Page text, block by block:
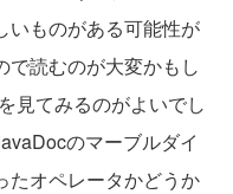
いものがある可能性が
で読むのが大変かもし
見てみるのがよいでし
のマーブルダイ
たオペレータかどうか